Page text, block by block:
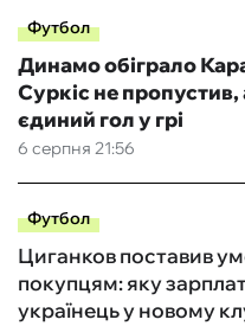
Футбол
6 серпня 21:56
Динамо обіграло
Суркіс не
єдиний гол у грі
Футбол
Циганков поставив
покупцям: яку
українець у новому